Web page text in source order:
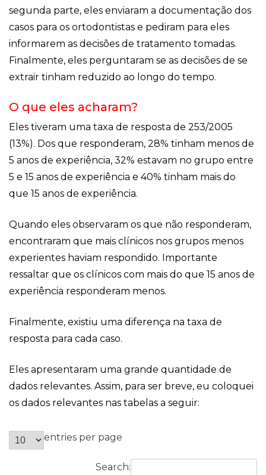
segunda parte, eles enviaram a documentação dos
casos para os ortodontistas e pediram para eles
informarem as decisões de tratamento tomadas.
Finalmente, eles perguntaram se as decisões de se
extrair tinham reduzido ao longo do tempo.
O que eles acharam?
Eles tiveram uma taxa de resposta de 253/2005
(13%). Dos que responderam, 28% tinham menos de
5 anos de experiência, 32% estavam no grupo entre
5 e 15 anos de experiência e 40% tinham mais do
que 15 anos de experiência.
Quando eles observaram os que não responderam,
encontraram que mais clínicos nos grupos menos
experientes haviam respondido. Importante
ressaltar que os clínicos com mais do que 15 anos de
experiência responderam menos.
Finalmente, existiu uma diferença na taxa de
resposta para cada caso.
Eles apresentaram uma grande quantidade de
dados relevantes. Assim, para ser breve, eu coloquei
os dados relevantes nas tabelas a seguir:
entries per page
Search: